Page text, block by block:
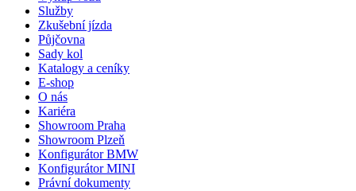
Služby
Zkušební jízda
Půjčovna
Sady kol
Katalogy a ceníky
E-shop
O nás
Kariéra
Showroom Praha
Showroom Plzeň
Konfigurátor BMW
Konfigurátor MINI
Právní dokumenty